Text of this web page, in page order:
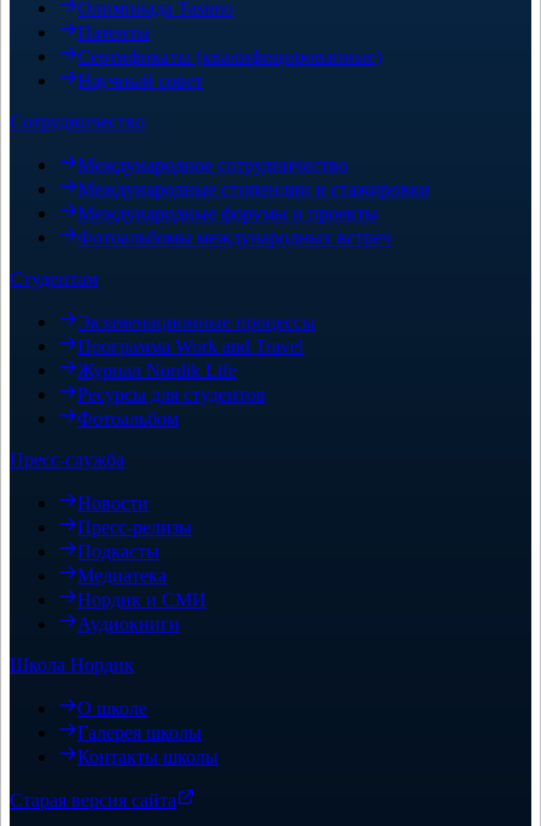
Олимпиада Tasimo
Патенты
Сертификаты (квалифицированные)
Научный совет
Сотрудничество
Международное сотрудничество
Международные стипендии и стажировки
Международные форумы и проекты
Фотоальбомы международных встреч
Студентам
Экзаменационные процессы
Программа Work and Travel
Журнал Nordik Life
Ресурсы для студентов
Фотоальбом
Пресс-служба
Новости
Пресс-релизы
Подкасты
Медиатека
Нордик и СМИ
Аудиокниги
Школа Нордик
О школе
Галерея школы
Контакты школы
Старая версия сайта